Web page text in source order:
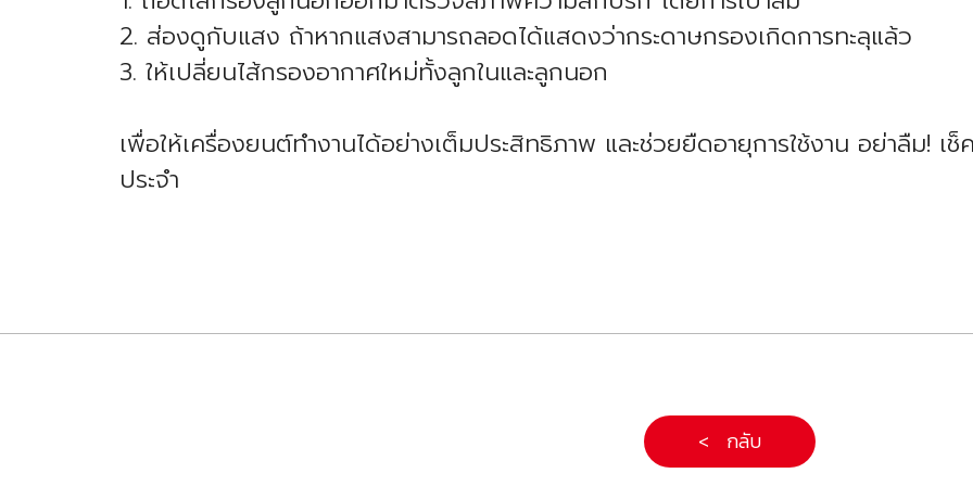
2. ส่องดูกับแสง ถ้าหากแสงสามารถลอดได้แสดงว่ากระดาษกรองเกิดการทะลุแล้ว
3. ให้เปลี่ยนไส้กรองอากาศใหม่ทั้งลูกในและลูกนอก
เพื่อให้เครื่องยนต์ทำงานได้อย่างเต็มประสิทธิภาพ และช่วยยืดอายุการใช้งาน อย่าลืม! เ
ประจำ
< กลับ